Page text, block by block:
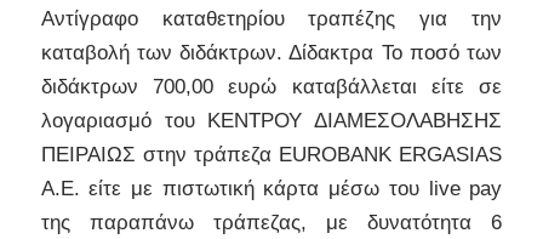
Αντίγραφο καταθετηρίου τραπέζης για την
καταβολή των διδάκτρων. Δίδακτρα Το ποσό των
διδάκτρων 700,00 ευρώ καταβάλλεται είτε σε
λογαριασμό του ΚΕΝΤΡΟΥ ΔΙΑΜΕΣΟΛΑΒΗΣΗΣ
ΠΕΙΡΑΙΩΣ στην τράπεζα EUROBANK ERGASIAS
A.E. είτε με πιστωτική κάρτα μέσω του live pay
της παραπάνω τράπεζας, με δυνατότητα 6